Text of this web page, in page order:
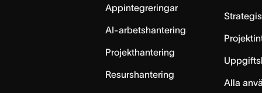
Appintegreringar
AI-arbetshantering
Projekthantering
Resurshantering
Alla